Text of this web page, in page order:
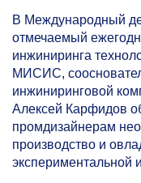
В Международный
отмечаемый
инжиниринга
МИСИС,
инжиниринговой
Алексей Карфидов
промдизайнерам
производство и
экспериментальной